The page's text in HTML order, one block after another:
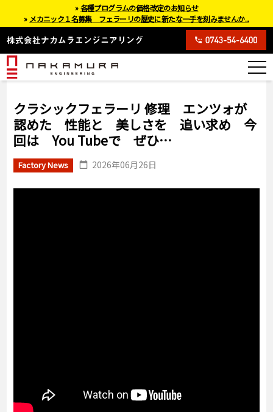
クラシックフェラーリ 修理 エンツォが
認めた 性能と 美しさを 追い求め 今
回は You Tubeで ぜひ…
Factory News 2026年06月26日
»各種プログラムの価格改定のお知らせ
» メカニック１名募集 フェラーリの歴史に新たな一手を刻みませんか...